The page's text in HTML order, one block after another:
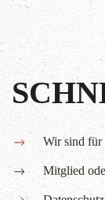
Wir sind für
Mitglied